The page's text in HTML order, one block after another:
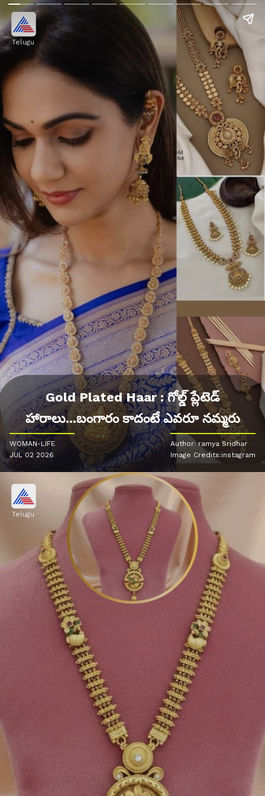
Telugu
Gold Plated Haar : గోల్డ్ ప్లేటెడ్
హారాలు...బంగారం కాదంటే ఎవరూ నమ్మరు
WOMAN-LIFE
JUL 02 2026
Author: ramya Sridhar
Image Credits:instagram
Telugu